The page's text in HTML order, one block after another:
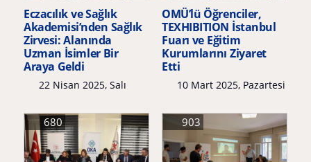
Eczacılık ve Sağlık
Akademisi’nden Sağlık
Zirvesi: Alanında
Uzman İsimler Bir
Araya Geldi
22 Nisan 2025, Salı
OMÜ’lü Öğrenciler,
TEXHIBITION İstanbul
Fuarı ve Eğitim
Kurumlarını Ziyaret
Etti
10 Mart 2025, Pazartesi
680 903